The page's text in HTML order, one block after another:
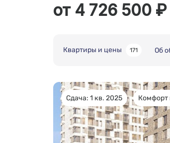
от 4 726 500 ₽
Квартиры и цены 171 Об
Сдача: 1 кв. 2025 Комфорт